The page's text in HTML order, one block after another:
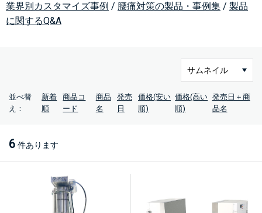
業界別カスタマイズ事例 / 腰痛対策の製品・事例集 / 製品
に関するQ&A
並べ替
え：
新着
順
商品コ
ード
商品
名
発売
日
価格(安い
順)
価格(高い
順)
発売日＋商
品名
6 件あります